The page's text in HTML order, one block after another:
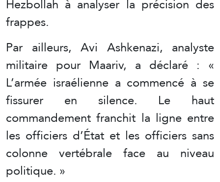
frappes.
Par ailleurs, Avi Ashkenazi, analyste
militaire pour Maariv, a déclaré : «
L’armée israélienne a commencé à se
fissurer en silence. Le haut
commandement franchit la ligne entre
les officiers d’État et les officiers sans
colonne vertébrale face au niveau
politique. »